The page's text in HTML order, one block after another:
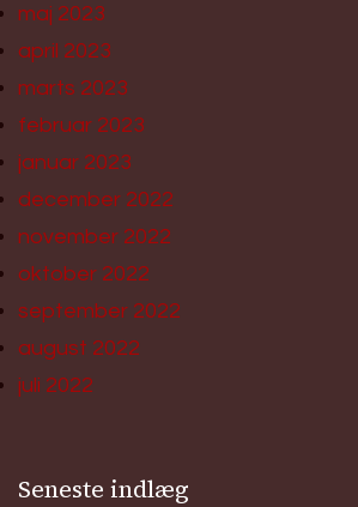
maj 2023
april 2023
marts 2023
februar 2023
januar 2023
december 2022
november 2022
oktober 2022
september 2022
august 2022
juli 2022
Seneste indlæg